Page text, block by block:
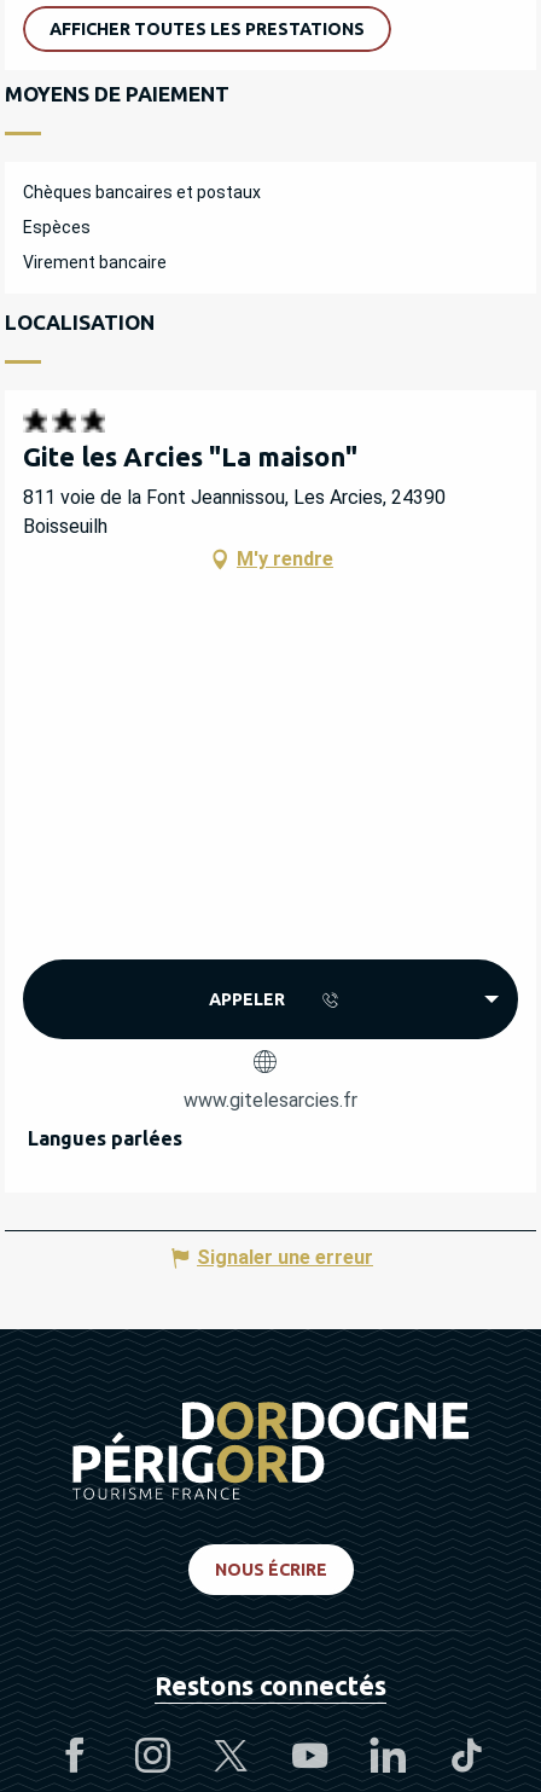
AFFICHER TOUTES LES PRESTATIONS
MOYENS DE PAIEMENT
Chèques bancaires et postaux
Espèces
Virement bancaire
LOCALISATION
Gite les Arcies "La maison"
811 voie de la Font Jeannissou, Les Arcies, 24390
Boisseuilh
M'y rendre
APPELER
www.gitelesarcies.fr
Langues parlées
Langues parlées
Signaler une erreur
NOUS ÉCRIRE
Restons connectés